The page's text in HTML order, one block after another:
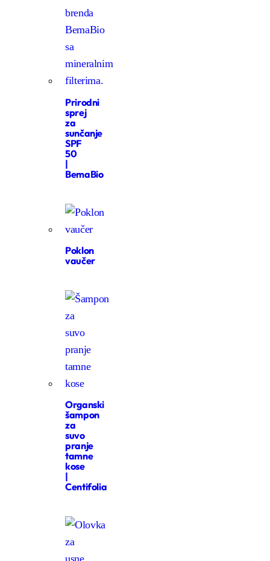
Prirodni
sprej
za
sunčanje
SPF
50
|
BemaBio
Poklon
vaučer
Organski
šampon
za
suvo
pranje
tamne
kose
|
Centifolia